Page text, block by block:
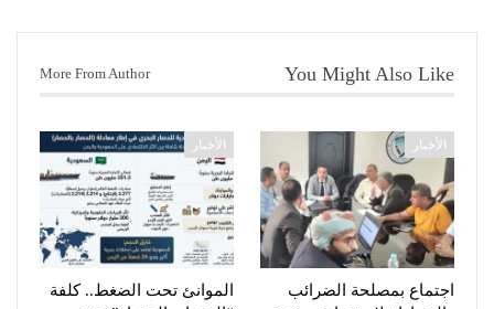
You Might Also Like
More From Author
الأخبار
اجتماع بمصلحة الضرائب
الأخبار
الموانئ تحت الضغط.. كلفة